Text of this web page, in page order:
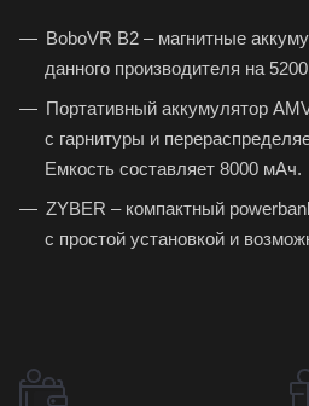
BoboVR B2 – магнитные
данного производителя на
Портативный аккумулятор
с гарнитуры и
Емкость составляет 8000 мАч.
ZYBER – компактный
с простой установкой и